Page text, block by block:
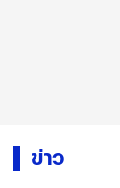
ข่าว